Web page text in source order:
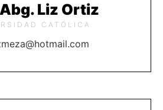
Liz Ortiz
CATÓLICA